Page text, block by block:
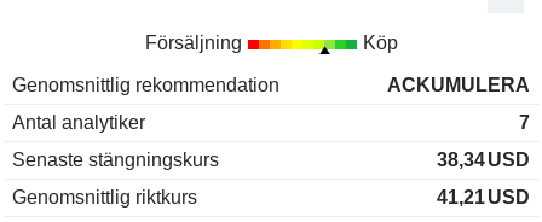
Försäljning Köp
Genomsnittlig rekommendation
ACKUMULERA
Antal analytiker
7
Senaste stängningskurs
38,34USD
Genomsnittlig riktkurs
41,21USD